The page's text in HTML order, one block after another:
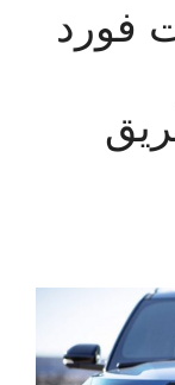
فورد